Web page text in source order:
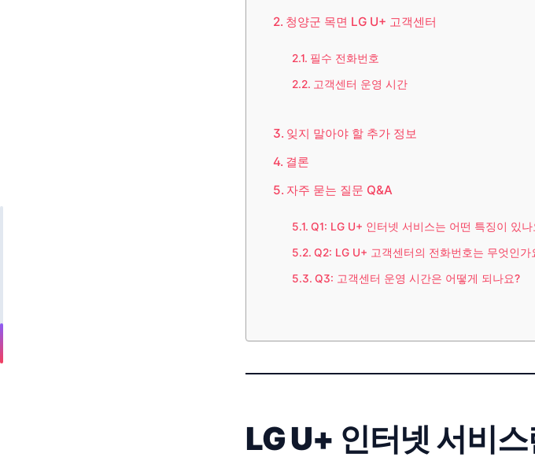
청양군 목면 LG U+ 고객센터
필수 전화번호
고객센터 운영 시간
잊지 말아야 할 추가 정보
결론
자주 묻는 질문 Q&A
Q1: LG U+ 인터넷 서비스는 어떤 특징이 있나
Q2: LG U+ 고객센터의 전화번호는 무엇인가
Q3: 고객센터 운영 시간은 어떻게 되나요?
LG U+ 인터넷 서비